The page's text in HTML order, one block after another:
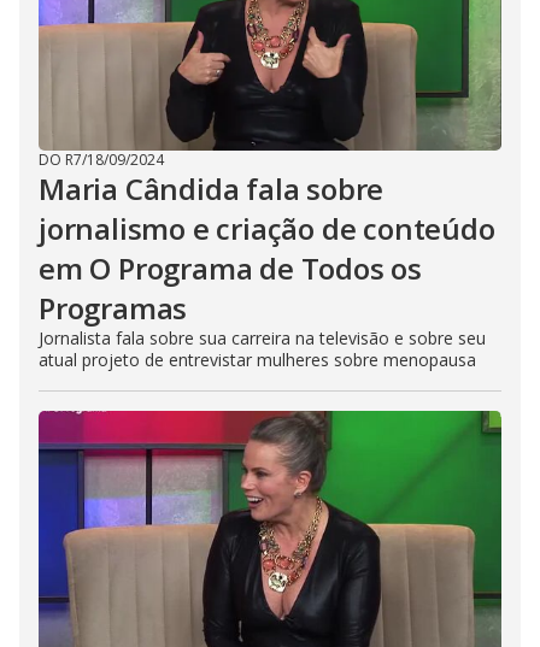
DO R7/18/09/2024
Maria Cândida fala sobre
jornalismo e criação de conteúdo
em O Programa de Todos os
Programas
Jornalista fala sobre sua carreira na televisão e sobre seu
atual projeto de entrevistar mulheres sobre menopausa